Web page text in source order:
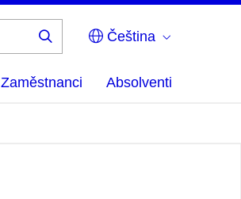
Čeština
Zaměstnanci Absolventi